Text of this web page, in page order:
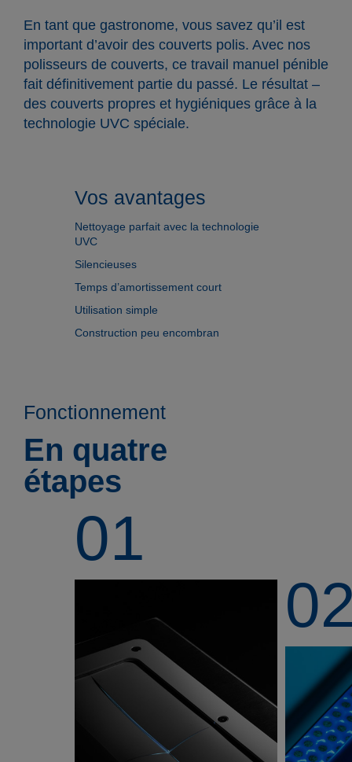
En tant que gastronome, vous savez qu’il est
important d’avoir des couverts polis. Avec nos
polisseurs de couverts, ce travail manuel pénible
fait définitivement partie du passé. Le résultat –
des couverts propres et hygiéniques grâce à la
technologie UVC spéciale.
Vos avantages
Nettoyage parfait avec la technologie
UVC
Silencieuses
Temps d’amortissement court
Utilisation simple
Construction peu encombran
Fonctionnement
En quatre
étapes
01